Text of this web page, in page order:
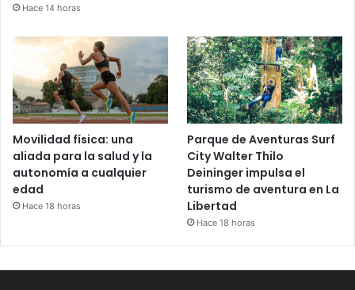
Hace 14 horas
Movilidad física: una
aliada para la salud y la
autonomía a cualquier
edad
Hace 18 horas
Parque de Aventuras Surf
City Walter Thilo
Deininger impulsa el
turismo de aventura en La
Libertad
Hace 18 horas